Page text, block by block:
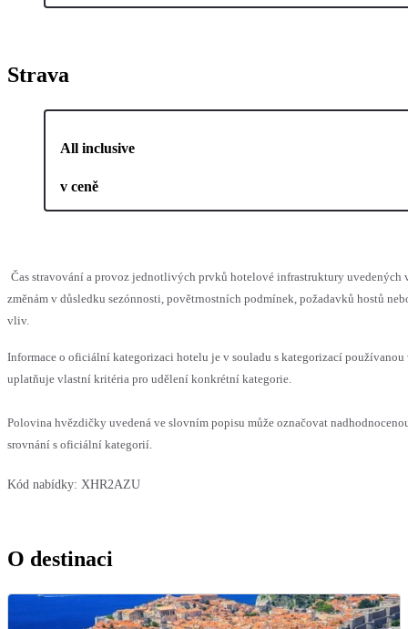
Strava
All inclusive
v ceně
Čas stravování a provoz jednotlivých prvků hotelové infrastruktury uvedených
změnám v důsledku sezónnosti, povětrnostních podmínek, požadavků hostů
vliv.
Informace o oficiální kategorizaci hotelu je v souladu s kategorizací používanou
uplatňuje vlastní kritéria pro udělení konkrétní kategorie.
Polovina hvězdičky uvedená ve slovním popisu může označovat
srovnání s oficiální kategorií.
Kód nabídky: XHR2AZU
O destinaci